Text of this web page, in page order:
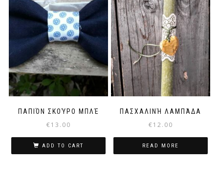
ΠΑΠΙΌΝ ΣΚΟΎΡΟ ΜΠΛΈ
€13.00
ADD TO CART
ΠΑΣΧΑΛΙΝΉ ΛΑΜΠΆΔΑ
€12.00
READ MORE